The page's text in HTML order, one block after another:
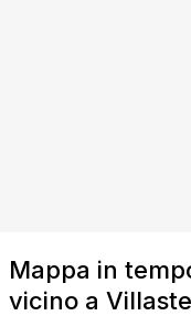
Mappa in
vicino a